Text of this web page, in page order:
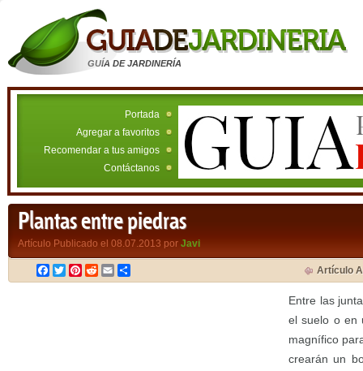
GUÍA DE JARDINERÍA
Portada
Agregar a favoritos
Recomendar a tus amigos
Contáctanos
Plantas entre piedras
Artículo Publicado el 08.07.2013 por Javi
Facebook
TwitterPinterest
RedditEmail Artículo
Entre las
el suelo o en
magnífico
crearán un